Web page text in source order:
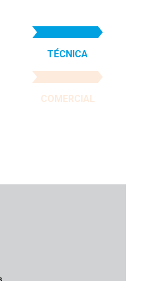
TÉCNICA
COMERCIAL